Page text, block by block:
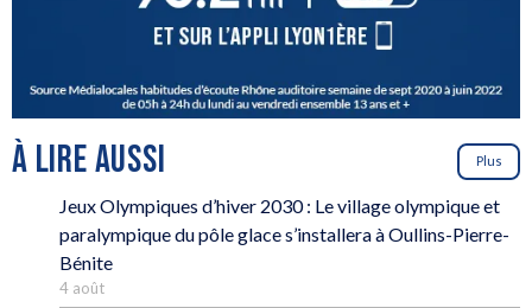
À LIRE AUSSI Plus
Jeux Olympiques d’hiver 2030 : Le village olympique et
paralympique du pôle glace s’installera à Oullins-Pierre-
Bénite
4 août